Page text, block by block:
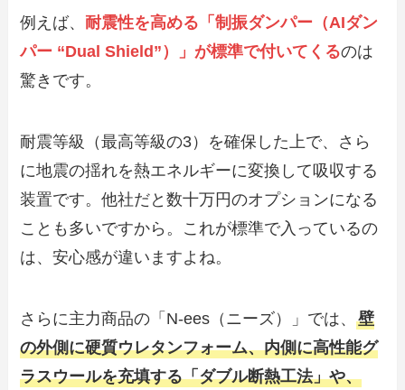
例えば、 耐震性を高める「制振ダンパー（AIダン
パー “Dual Shield”）」が標準で付いてくるのは
驚きです。
耐震等級（最高等級の3）を確保した上で、さら
に地震の揺れを熱エネルギーに変換して吸収する
装置です。他社だと数十万円のオプションになる
ことも多いですから。これが標準で入っているの
は、安心感が違いますよね。
さらに主力商品の「N-ees（ニーズ）」では、壁
の外側に硬質ウレタンフォーム、内側に高性能グ
ラスウールを充填する「ダブル断熱工法」や、